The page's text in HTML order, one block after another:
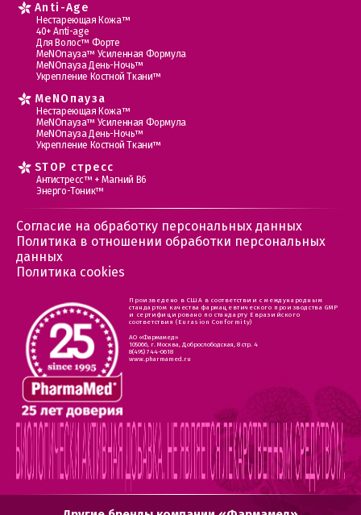
Anti-Age
Нестареющая Кожа™
40+ Anti-age
Для Волос™ Форте
МеNOпауза™ Усиленная Формула
МеNOпауза День-Ночь™
Укрепление Костной Ткани™
MеNOпауза
Нестареющая Кожа™
МеNOпауза™ Усиленная Формула
МеNOпауза День-Ночь™
Укрепление Костной Ткани™
STOP стресс
Антистресс™ + Магний В6
Энерго-Тоник™
Согласие на обработку персональных данных
Политика в отношении обработки персональных
данных
Политика cookies
Произведено в США в соответствии с международным
стандартом качества фармацевтического производства GMP
и сертифицировано по стандарту Евразийского
соответствия (Eurasion Conformity)
АО «Фармамед»
105066, г. Москва, Доброслободская, 8 стр. 4
8(495) 744-0618
www.pharmamed.ru